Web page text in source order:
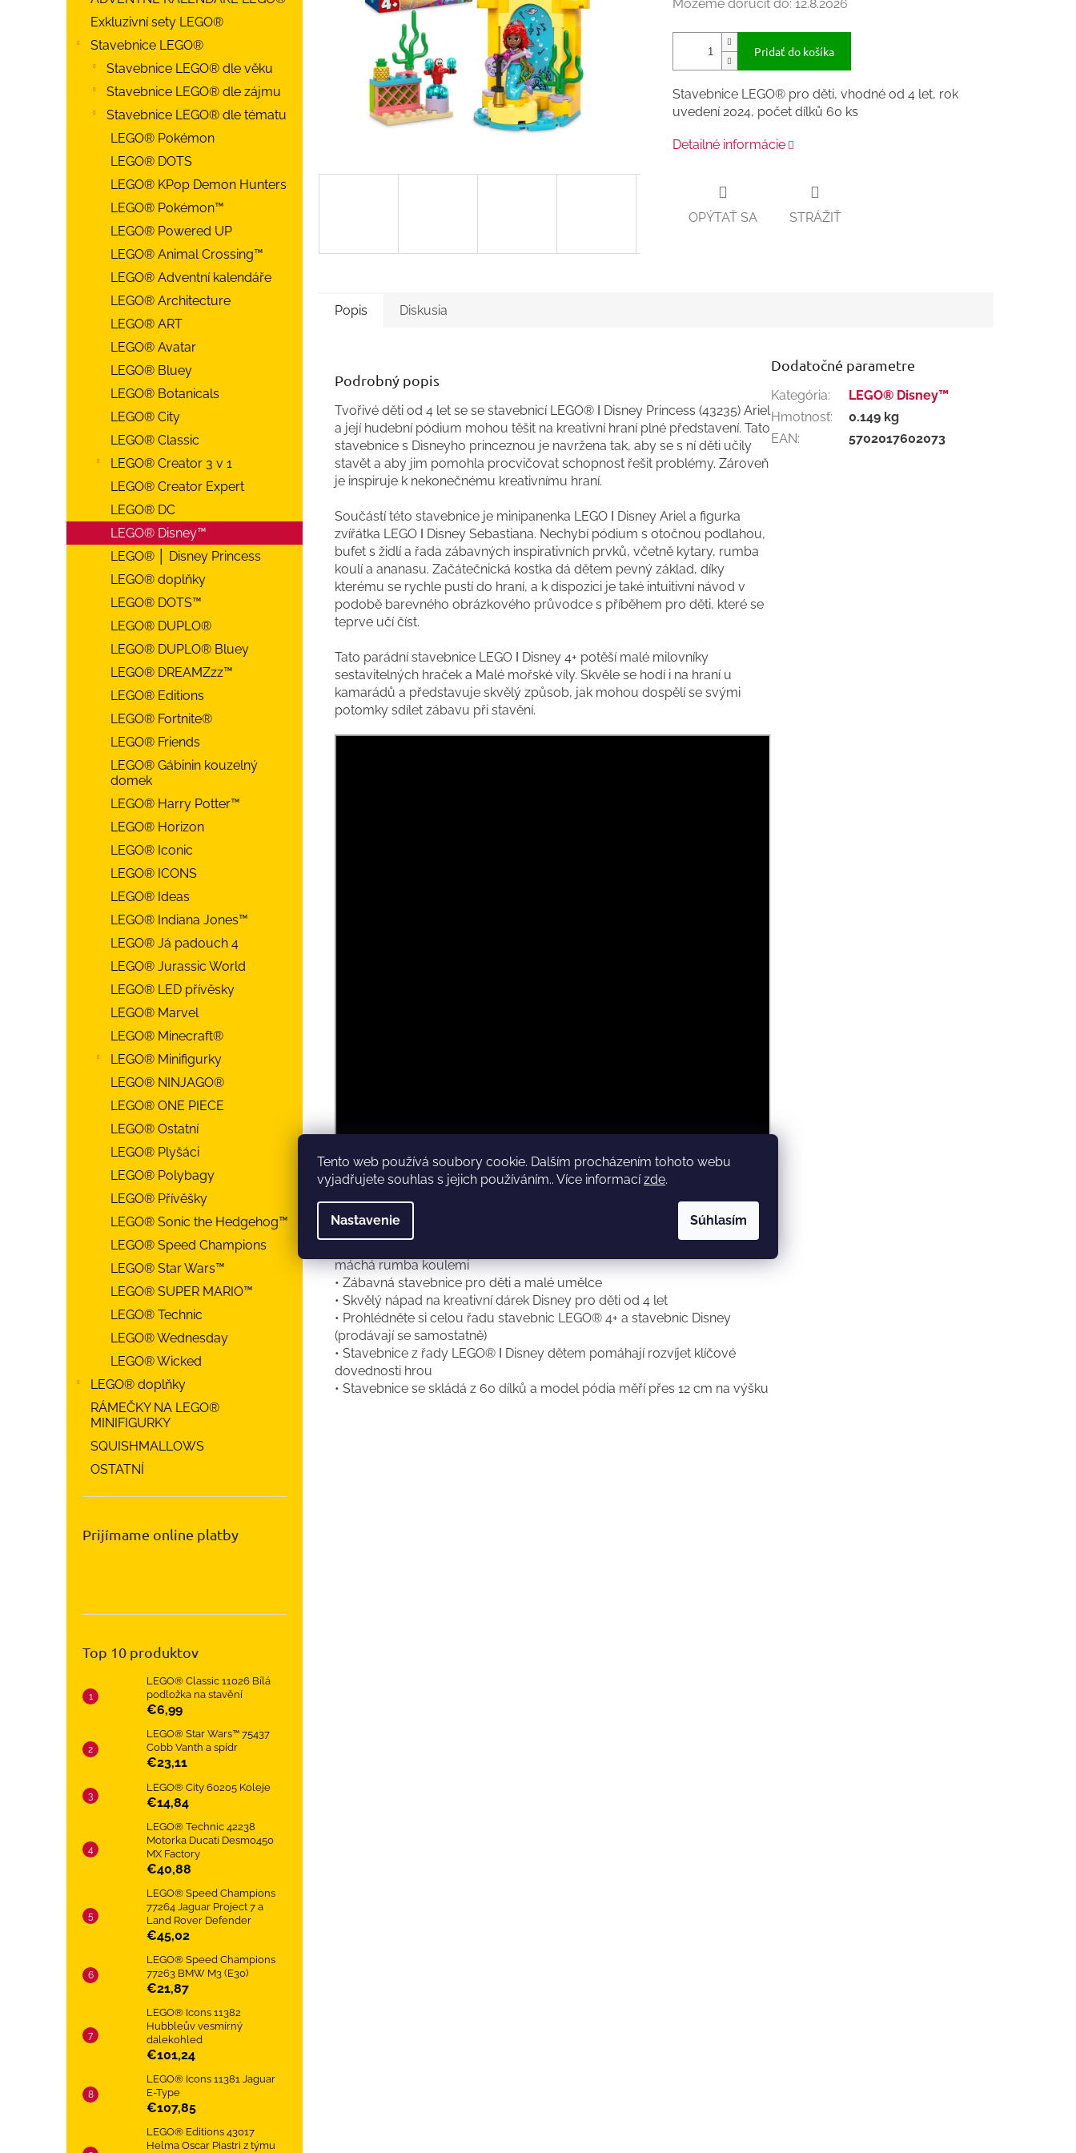
Tento web používá soubory cookie. Dalším procházením tohoto webu
vyjadřujete souhlas s jejich používáním.. Více informacízde.
Nastavenie Súhlasím
Exkluzivní sety LEGO®
Stavebnice LEGO®
Stavebnice LEGO® dle věku
Stavebnice LEGO® dle zájmu
Stavebnice LEGO® dle tématu
LEGO® Pokémon
LEGO® DOTS
LEGO® KPop Demon Hunters
LEGO® Pokémon™
LEGO® Powered UP
LEGO® Animal Crossing™
LEGO® Adventní kalendáře
LEGO® Architecture
LEGO® ART
LEGO® Avatar
LEGO® Bluey
LEGO® Botanicals
LEGO® City
LEGO® Classic
LEGO® Creator 3 v 1
LEGO® Creator Expert
LEGO® DC
LEGO® Disney™
LEGO® │ Disney Princess
LEGO® doplňky
LEGO® DOTS™
LEGO® DUPLO®
LEGO® DUPLO® Bluey
LEGO® DREAMZzz™
LEGO® Editions
LEGO® Fortnite®
LEGO® Friends
LEGO® Gábinin kouzelný
domek
LEGO® Harry Potter™
LEGO® Horizon
LEGO® Iconic
LEGO® ICONS
LEGO® Ideas
LEGO® Indiana Jones™
LEGO® Já padouch 4
LEGO® Jurassic World
LEGO® LED přívěsky
LEGO® Marvel
LEGO® Minecraft®
LEGO® Minifigurky
LEGO® NINJAGO®
LEGO® ONE PIECE
LEGO® Ostatní
LEGO® Plyšáci
LEGO® Polybagy
LEGO® Přívěšky
LEGO® Sonic the Hedgehog™
LEGO® Speed Champions
LEGO® Star Wars™
LEGO® SUPER MARIO™
LEGO® Technic
LEGO® Wednesday
LEGO® Wicked
LEGO® doplňky
RÁMEČKY NA LEGO®
MINIFIGURKY
SQUISHMALLOWS
OSTATNÍ
Prijímame online platby
Top 10 produktov
LEGO® Classic 11026 Bílá
podložka na stavění
€6,99
LEGO® Star Wars™ 75437
Cobb Vanth a spídr
€23,11
LEGO® City 60205 Koleje
€14,84
LEGO® Technic 42238
Motorka Ducati Desmo450
MX Factory
€40,88
LEGO® Speed Champions
77264 Jaguar Project 7 a
Land Rover Defender
€45,02
LEGO® Speed Champions
77263 BMW M3 (E30)
€21,87
LEGO® Icons 11382
Hubbleův vesmírný
dalekohled
€101,24
LEGO® Icons 11381 Jaguar
E-Type
€107,85
LEGO® Editions 43017
Helma Oscar Piastri z týmu
Môžeme doručiť do: 12.8.2026
Pridať do košíka
Stavebnice LEGO® pro děti, vhodné od 4 let, rok
uvedení 2024, počet dílků 60 ks
Detailné informácie
OPÝTAŤ SA STRÁŽIŤ
Popis Diskusia
Podrobný popis
Tvořivé děti od 4 let se se stavebnicí LEGO® ǀ Disney Princess (43235) Ariel
a její hudební pódium mohou těšit na kreativní hraní plné představení. Tato
stavebnice s Disneyho princeznou je navržena tak, aby se s ní děti učily
stavět a aby jim pomohla procvičovat schopnost řešit problémy. Zároveň
je inspiruje k nekonečnému kreativnímu hraní.
Součástí této stavebnice je minipanenka LEGO ǀ Disney Ariel a figurka
zvířátka LEGO ǀ Disney Sebastiana. Nechybí pódium s otočnou podlahou,
bufet s židlí a řada zábavných inspirativních prvků, včetně kytary, rumba
koulí a ananasu. Začátečnická kostka dá dětem pevný základ, díky
kterému se rychle pustí do hraní, a k dispozici je také intuitivní návod v
podobě barevného obrázkového průvodce s příběhem pro děti, které se
teprve učí číst.
Tato parádní stavebnice LEGO ǀ Disney 4+ potěší malé milovníky
sestavitelných hraček a Malé mořské víly. Skvěle se hodí i na hraní u
kamarádů a představuje skvělý způsob, jak mohou dospělí se svými
potomky sdílet zábavu při stavění.
• Darujte dětem stavebnici, která je inspiruje k zábavnému hraní
• Pódium, minipanenka LEGO® ǀ Disney a figurka zvířátka LEGO ǀ Disney
máchá rumba koulemi
• Zábavná stavebnice pro děti a malé umělce
• Skvělý nápad na kreativní dárek Disney pro děti od 4 let
• Prohlédněte si celou řadu stavebnic LEGO® 4+ a stavebnic Disney
(prodávají se samostatně)
• Stavebnice z řady LEGO® ǀ Disney dětem pomáhají rozvíjet klíčové
dovednosti hrou
• Stavebnice se skládá z 60 dílků a model pódia měří přes 12 cm na výšku
Dodatočné parametre
Kategória:
LEGO® Disney™
Hmotnosť:
0.149 kg
EAN: 5702017602073